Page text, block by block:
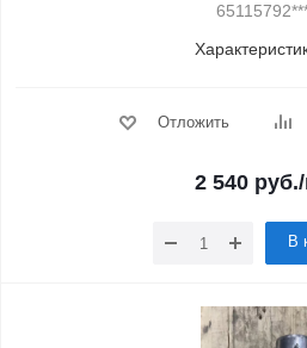
Отложить
2 540руб.
В